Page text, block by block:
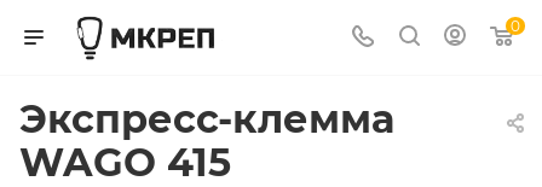
0
Экспресс-клемма
WAGO 415